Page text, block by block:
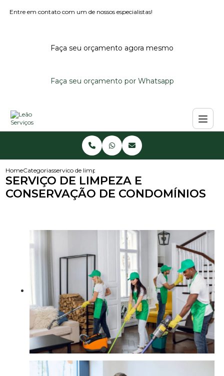
Entre em contato com um de nossos especialistas!
Faça seu orçamento agora mesmo
Faça seu orçamento por Whatsapp
HomeCategoriasservico de limpeza e conservacao de condominios
SERVIÇO DE LIMPEZA E
CONSERVAÇÃO DE CONDOMÍNIOS